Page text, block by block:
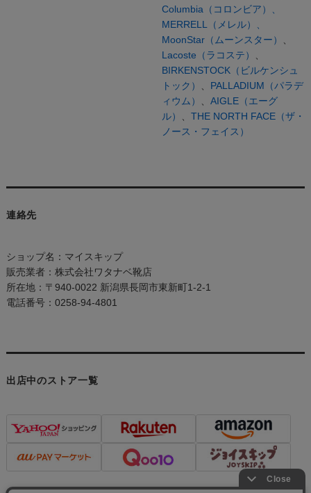
Columbia（コロンビア）、
MERRELL（メレル）、
MoonStar（ムーンスター）
Lacoste（ラコステ）
BIRKENSTOCK（ビルケンシュ
トック）
PALLADIUM（パラデ
ィウム）
AIGLE（エーグ
ル）
THE NORTH FACE（ザ・
ノース・フェイス）
連絡先
ショップ名：マイスキップ
販売業者：株式会社ワタナベ靴店
所在地：〒940-0022 新潟県長岡市東新町1-2-1
電話番号：0258-94-4801
出店中のストア一覧